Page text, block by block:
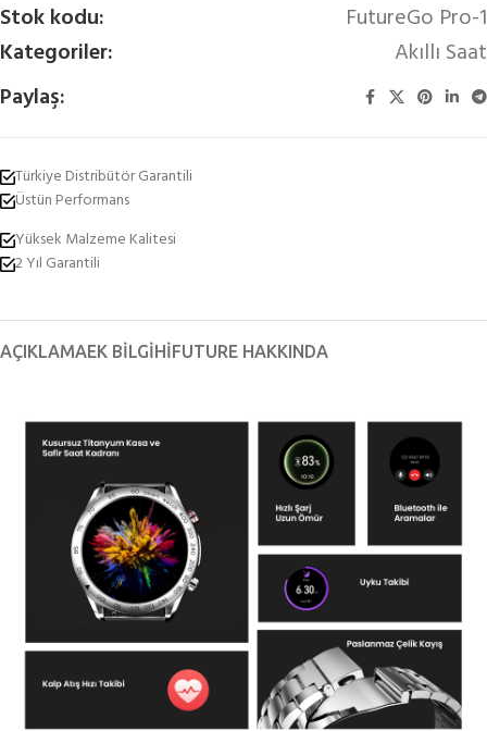
Stok kodu:
FutureGo Pro-1
Kategoriler:
Akıllı Saat
Paylaş:
Türkiye Distribütör Garantili
Üstün Performans
Yüksek Malzeme Kalitesi
2 Yıl Garantili
AÇIKLAMAEK BILGIHIFUTURE HAKKINDA